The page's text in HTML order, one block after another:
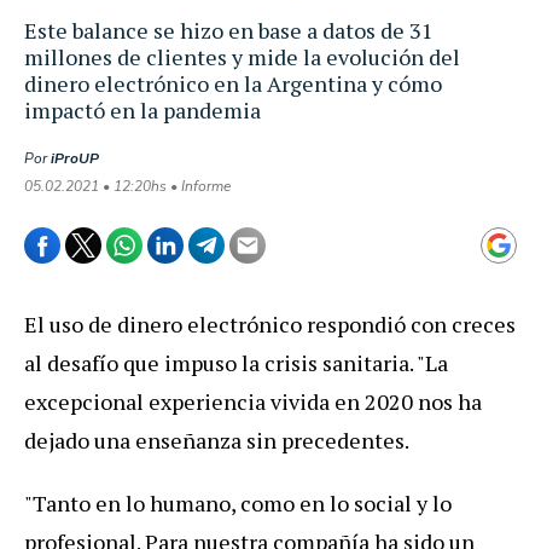
Este balance se hizo en base a datos de 31
millones de clientes y mide la evolución del
dinero electrónico en la Argentina y cómo
impactó en la pandemia
PoriProUP
05.02.2021 • 12:20hs • Informe
El uso de dinero electrónico respondió con creces
al desafío que impuso la crisis sanitaria. "La
excepcional experiencia vivida en 2020 nos ha
dejado una enseñanza sin precedentes.
"Tanto en lo humano, como en lo social y lo
profesional. Para nuestra compañía ha sido un